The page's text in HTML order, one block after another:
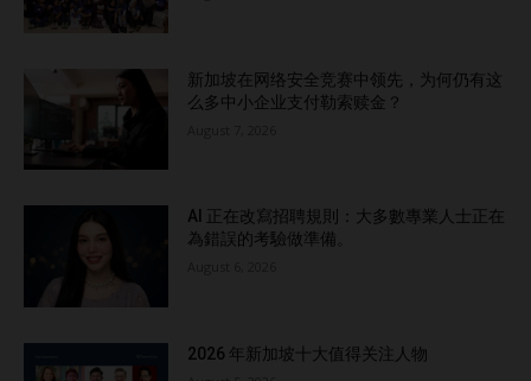
线社区的重要性第一条建议：明确目标受众及其需求第二条建
区平台第四条建议：创建有价值且吸引人的内容第五条建议：
鼓励和支持用户生成内容第六条建议：分析并优化社区增长的
内容策略结论 Read the English article here….
新加坡在网络安全竞赛中领先，为何仍有这
么多中小企业支付勒索赎金？
AI 正在改寫招聘規則：大多數專業人士正在
為錯誤的考驗做準備。
2026 年新加坡十大值得关注人物